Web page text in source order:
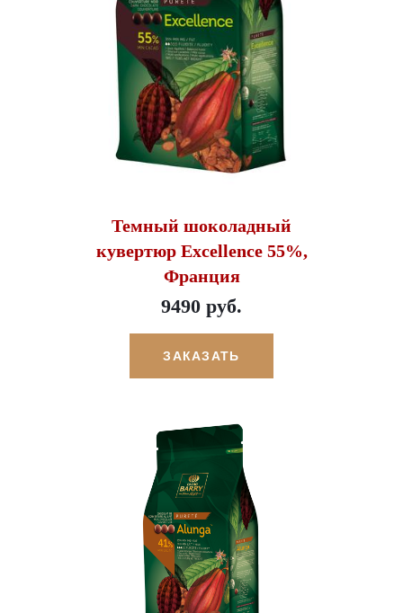
Темный шоколадный
кувертюр Excellence 55%,
Франция
9490 руб.
ЗАКАЗАТЬ